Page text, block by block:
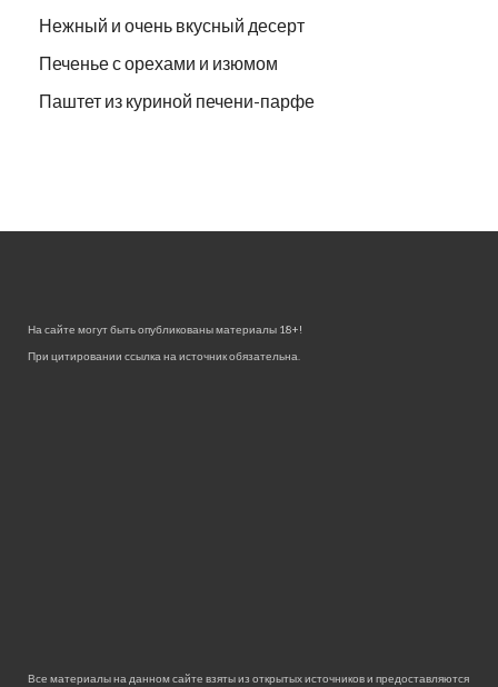
Нежный и очень вкусный десерт
Печенье с орехами и изюмом
Паштет из куриной печени-парфе
На сайте могут быть опубликованы материалы 18+!
При цитировании ссылка на источник обязательна.
Все материалы на данном сайте взяты из открытых источников и предоставляются